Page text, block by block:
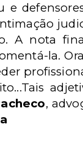
A nota
la.
,